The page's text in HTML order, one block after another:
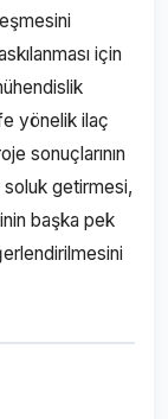
için
yönelik ilaç
sonuçlarının
soluk getirmesi,
başka pek